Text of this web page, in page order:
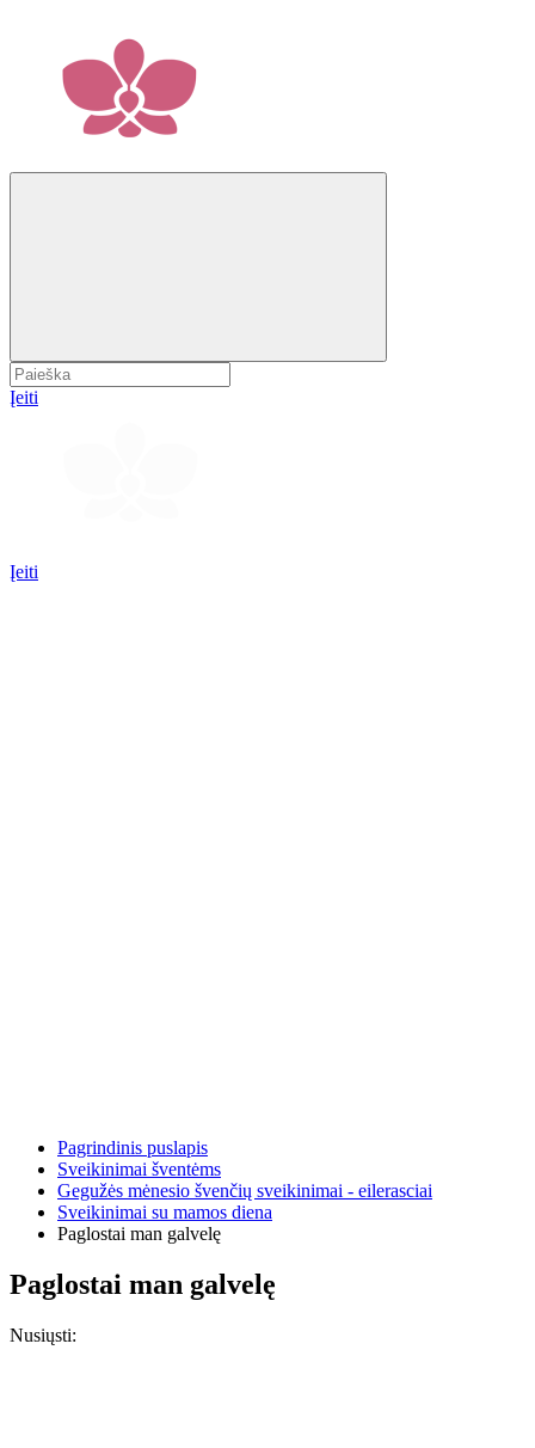
Įeiti
Įeiti
Pagrindinis puslapis
Sveikinimai šventėms
Gegužės mėnesio švenčių sveikinimai - eilerasciai
Sveikinimai su mamos diena
Paglostai man galvelę
Paglostai man galvelę
Nusiųsti: